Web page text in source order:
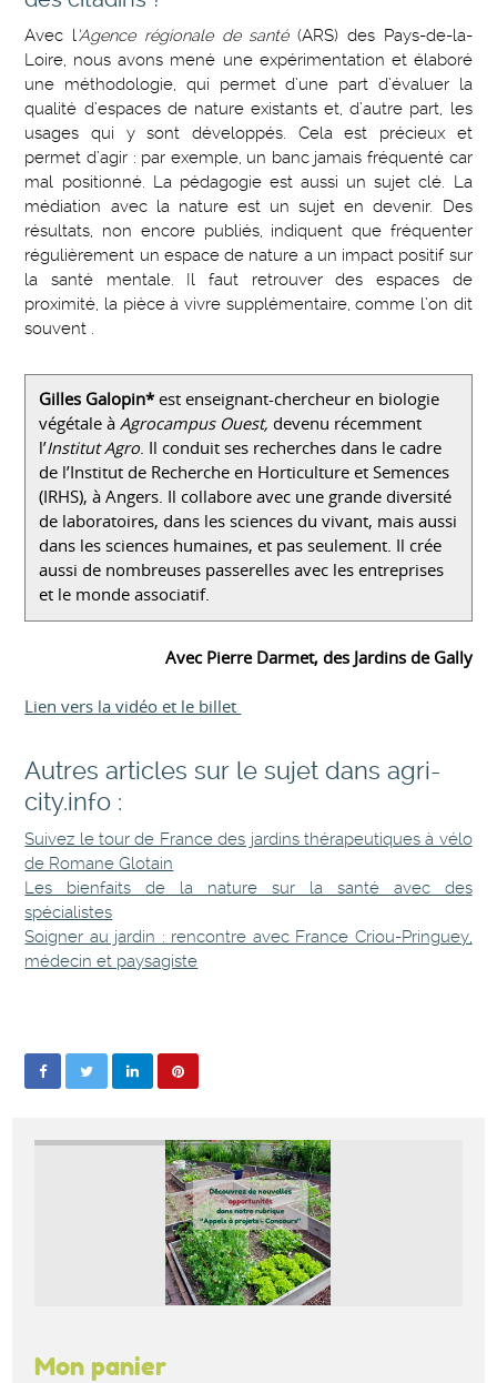
Avec l’Agence régionale de santé(ARS) des Pays-de-la-
Loire, nous avons mené une expérimentation et élaboré
une méthodologie, qui permet d’une part d’évaluer la
qualité d’espaces de nature existants et, d’autre part, les
usages qui y sont développés. Cela est précieux et
permet d’agir : par exemple, un banc jamais fréquenté car
mal positionné. La pédagogie est aussi un sujet clé. La
médiation avec la nature est un sujet en devenir. Des
résultats, non encore publiés, indiquent que fréquenter
régulièrement un espace de nature a un impact positif sur
la santé mentale. Il faut retrouver des espaces de
proximité, la pièce à vivre supplémentaire, comme l’on dit
souvent .
Gilles Galopin*est enseignant-chercheur en biologie
végétale à Agrocampus Ouest, devenu récemment
l’Institut Agro. Il conduit ses recherches dans le cadre
de l’Institut de Recherche en Horticulture et Semences
(IRHS), à Angers. Il collabore avec une grande diversité
de laboratoires, dans les sciences du vivant, mais aussi
dans les sciences humaines, et pas seulement. Il crée
aussi de nombreuses passerelles avec les entreprises
et le monde associatif.
Avec Pierre Darmet, des Jardins de Gally
Lien vers la vidéo et le billet
Autres articles sur le sujet dans agri-
city.info :
Suivez le tour de France des jardins thérapeutiques à vélo
de Romane Glotain
Les bienfaits de la nature sur la santé avec des
spécialistes
Soigner au jardin : rencontre avec France Criou-Pringuey,
médecin et paysagiste
Mon panier